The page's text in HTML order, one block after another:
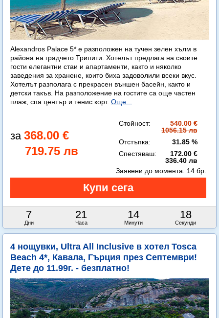
Alexandros Palace 5* e разположен на тучен зелен хълм в
района на градчето Трипити. Хотелът предлага на своите
гости елегантни стаи и апартаменти, както и няколко
заведения за хранене, които биха задоволили всеки вкус.
Хотелът разполага с прекрасен външен басейн, както и
детски такъв. На разположение на гостите са още частен
плаж, спа център и тенис корт. Още...
368.00 €
719.75 лв
Стойност:
540.00 €
1056.15 лв
Отстъпка:
31.85 %
Спестяваш:
172.00 €
336.40 лв
7
Дни
21
Часа
14
Минути
16
Секунди
Заявени до момента: 14 бр.
4 нощувки, Ultra All Inclusive в хотел Tosca
Beach 4*, Кавала, Гърция през Септември!
Дете до 11.99г. - безплатно!